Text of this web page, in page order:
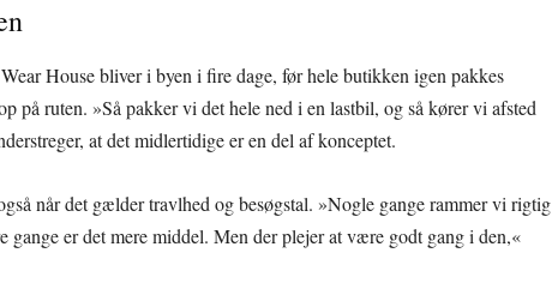
House bliver i byen i fire dage, før hele butikken igen pakkes
på ruten. »Så pakker vi det hele ned i en lastbil, og så kører vi afsted
at det midlertidige er en del af konceptet.
når det gælder travlhed og besøgstal. »Nogle gange rammer vi rigtig
er det mere middel. Men der plejer at være godt gang i den,«